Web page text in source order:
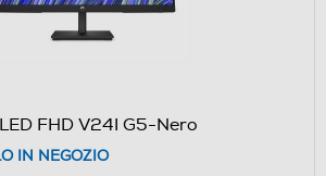
FHD V24I G5-Nero
IN NEGOZIO